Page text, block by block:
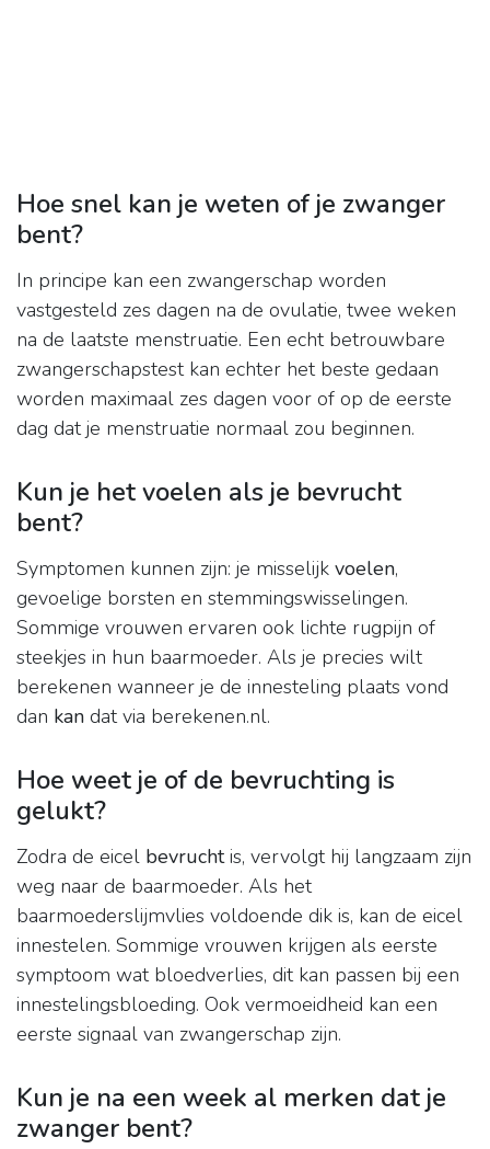
Hoe snel kan je weten of je zwanger
bent?
In principe kan een zwangerschap worden
vastgesteld zes dagen na de ovulatie, twee weken
na de laatste menstruatie. Een echt betrouwbare
zwangerschapstest kan echter het beste gedaan
worden maximaal zes dagen voor of op de eerste
dag dat je menstruatie normaal zou beginnen.
Kun je het voelen als je bevrucht
bent?
Symptomen kunnen zijn: je misselijk voelen,
gevoelige borsten en stemmingswisselingen.
Sommige vrouwen ervaren ook lichte rugpijn of
steekjes in hun baarmoeder. Als je precies wilt
berekenen wanneer je de innesteling plaats vond
dan kan dat via berekenen.nl.
Hoe weet je of de bevruchting is
gelukt?
Zodra de eicel bevruchtis, vervolgt hij langzaam zijn
weg naar de baarmoeder. Als het
baarmoederslijmvlies voldoende dik is, kan de eicel
innestelen. Sommige vrouwen krijgen als eerste
symptoom wat bloedverlies, dit kan passen bij een
innestelingsbloeding. Ook vermoeidheid kan een
eerste signaal van zwangerschap zijn.
Kun je na een week al merken dat je
zwanger bent?